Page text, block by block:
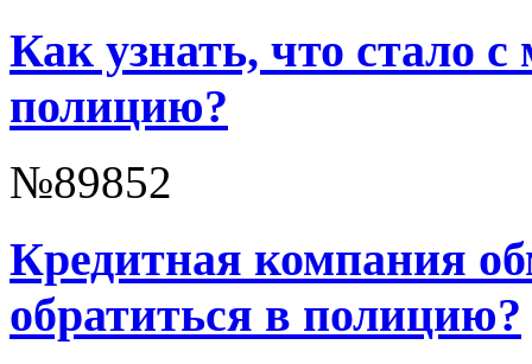
Как узнать, что стало
полицию?
№89852
Кредитная компания
обратиться в полицию?